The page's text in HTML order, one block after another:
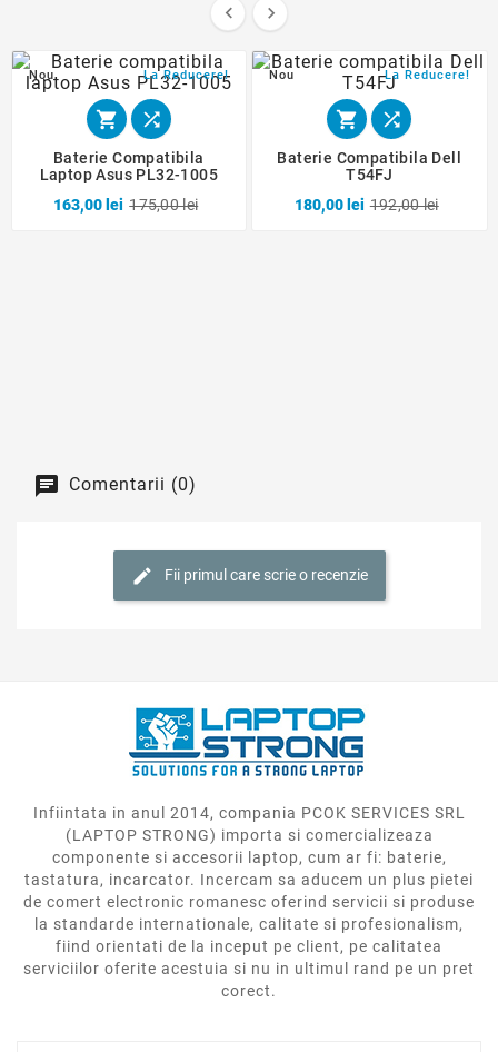
 
Nou La Reducere!
 
Baterie Compatibila
Laptop Asus PL32-1005
163,00 lei 175,00 lei
Nou La Reducere!
 
Baterie Compatibila Dell
T54FJ
180,00 lei 192,00 lei
Comentarii (0)
Fii primul care scrie o recenzie
Infiintata in anul 2014, compania PCOK SERVICES SRL
(LAPTOP STRONG) importa si comercializeaza
componente si accesorii laptop, cum ar fi: baterie,
tastatura, incarcator. Incercam sa aducem un plus pietei
de comert electronic romanesc oferind servicii si produse
la standarde internationale, calitate si profesionalism,
fiind orientati de la inceput pe client, pe calitatea
serviciilor oferite acestuia si nu in ultimul rand pe un pret
corect.